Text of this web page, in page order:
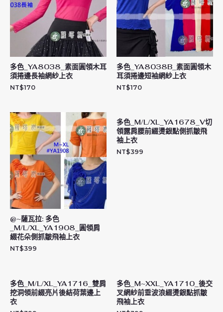
多色_YA8038_素面圓領木耳
須捲邊長袖網紗上衣
NT$170
多色_YA8038B_素面圓領木
耳須捲邊短袖網紗上衣
NT$170
@~薩瓦拉: 多色
_M/L/XL_YA1908_圓領肩
綴花朵側抓皺飛袖上衣
NT$399
多色_M/L/XL_YA1678_V切
領露肩腰前綴燙銀點側抓皺飛
袖上衣
NT$399
多色_M/L/XL_YA1716_雙肩
挖洞領前綴亮片後結荷葉邊上
衣
多色_M~XXL_YA1710_後交
叉網紗前垂波浪綴燙銀點抓皺
飛袖上衣